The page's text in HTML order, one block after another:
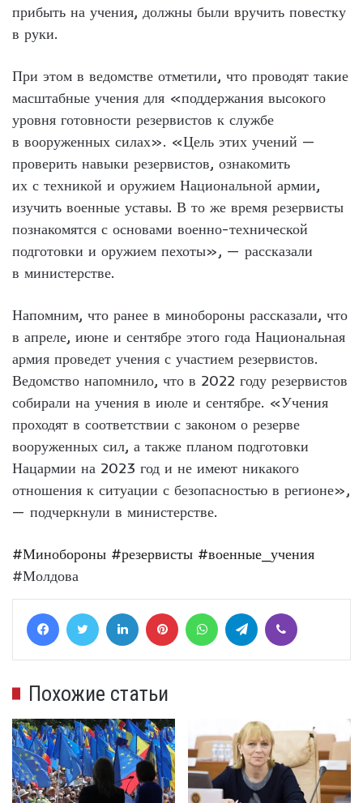
прибыть на учения, должны были вручить повестку
в руки.
При этом в ведомстве отметили, что проводят такие
масштабные учения для «поддержания высокого
уровня готовности резервистов к службе
в вооруженных силах». «Цель этих учений —
проверить навыки резервистов, ознакомить
их с техникой и оружием Национальной армии,
изучить военные уставы. В то же время резервисты
познакомятся с основами военно-технической
подготовки и оружием пехоты», — рассказали
в министерстве.
Напомним, что ранее в минобороны рассказали, что
в апреле, июне и сентябре этого года Национальная
армия проведет учения с участием резервистов.
Ведомство напомнило, что в 2022 году резервистов
собирали на учения в июле и сентябре. «Учения
проходят в соответствии с законом о резерве
вооруженных сил, а также планом подготовки
Нацармии на 2023 год и не имеют никакого
отношения к ситуации с безопасностью в регионе»,
— подчеркнули в министерстве.
#Минобороны #резервисты #военные_учения
#Молдова
FacebookTwitter LinkedIn Pinterest WhatsAppTelegram
Похожие статьи